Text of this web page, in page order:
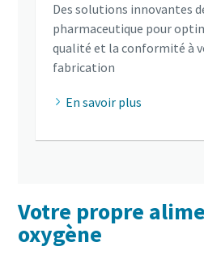
Des solutions innovantes
pharmaceutique pour
qualité et la conformité à
fabrication
En savoir plus
Votre propre
oxygène